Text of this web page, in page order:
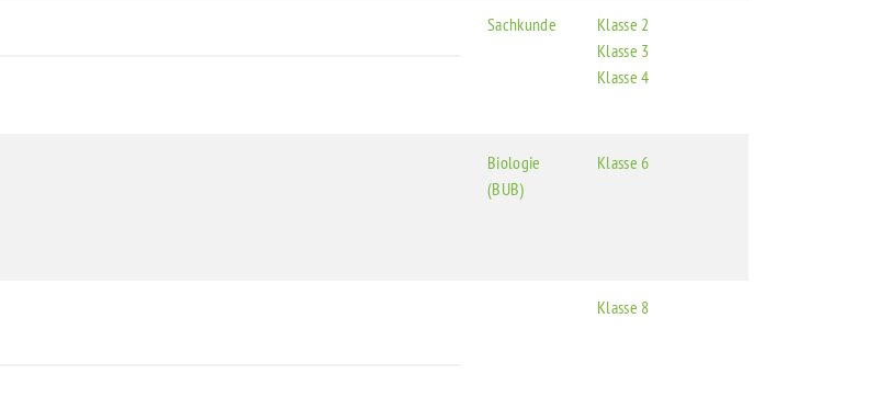
Sachkunde
Klasse 2
Klasse 3
Klasse 4
Biologie
(BUB)
Klasse 6
Klasse 8